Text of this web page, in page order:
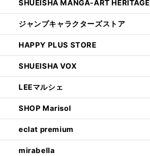
SHUEISHA MANGA-ART HERITAGE
ジャンプキャラクターズストア
HAPPY PLUS STORE
SHUEISHA VOX
LEEマルシェ
SHOP Marisol
eclat premium
mirabella